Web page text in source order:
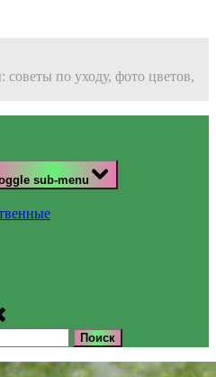
по уходу, фото цветов,
sub-menu